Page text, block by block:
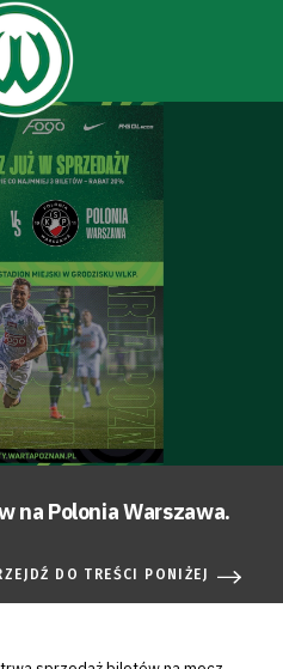
na Polonia Warszawa.
DO TREŚCI PONIŻEJ